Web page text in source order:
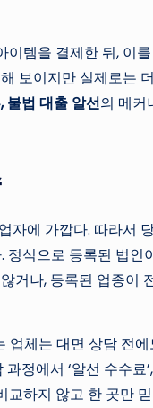
템을 결제한 뒤, 이
보이지만 실제로는
불법 대출 알선의 메커
에 가깝다. 따라서
정식으로 등록된 법인
거나, 등록된 업종이
업체는 대면 상담 전
에서 ‘알선 수수료’,
교하지 않고 한 곳만